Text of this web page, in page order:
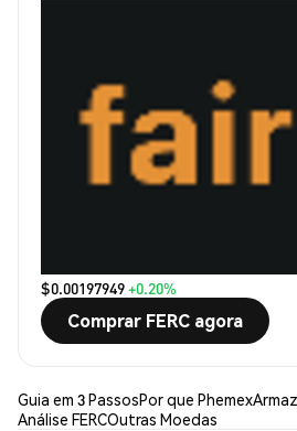
$0.00197949+0.20%
Comprar FERC agora
Guia em 3 PassosPor que Phemex
Análise FERCOutras Moedas